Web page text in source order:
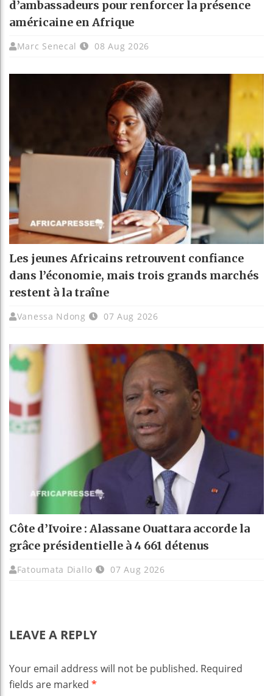
d’ambassadeurs pour renforcer la présence
américaine en Afrique
Marc Senecal 08 Aug 2026
Les jeunes Africains retrouvent confiance
dans l’économie, mais trois grands marchés
restent à la traîne
Vanessa Ndong 07 Aug 2026
Côte d’Ivoire : Alassane Ouattara accorde la
grâce présidentielle à 4 661 détenus
Fatoumata Diallo 07 Aug 2026
LEAVE A REPLY
Your email address will not be published. Required
fields are marked *